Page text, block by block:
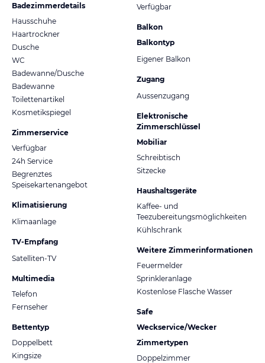
Badezimmerdetails
Hausschuhe
Haartrockner
Dusche
WC
Badewanne/Dusche
Badewanne
Toilettenartikel
Kosmetikspiegel
Zimmerservice
Verfügbar
24h Service
Begrenztes
Speisekartenangebot
Klimatisierung
Klimaanlage
TV-Empfang
Satelliten-TV
Multimedia
Telefon
Fernseher
Bettentyp
Doppelbett
Kingsize
Verfügbar
Balkon
Balkontyp
Eigener Balkon
Zugang
Aussenzugang
Elektronische
Zimmerschlüssel
Mobiliar
Schreibtisch
Sitzecke
Haushaltsgeräte
Kaffee- und
Teezubereitungsmöglichkeiten
Kühlschrank
Weitere Zimmerinformationen
Feuermelder
Sprinkleranlage
Kostenlose Flasche Wasser
Safe
Weckservice/Wecker
Zimmertypen
Doppelzimmer